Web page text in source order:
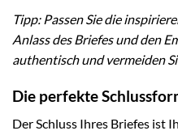
Tipp: Passen Sie die
Anlass des Briefes und den
authentisch und vermeiden
Die perfekte
Der Schluss Ihres Briefes ist